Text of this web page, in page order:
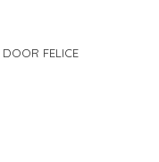
DOOR FELICE